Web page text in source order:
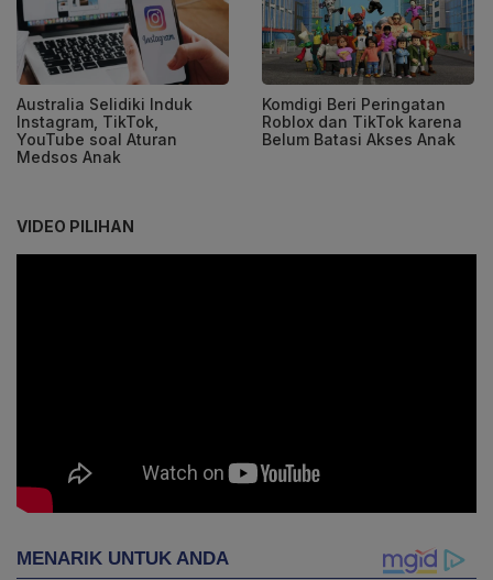
Australia Selidiki Induk
Instagram, TikTok,
YouTube soal Aturan
Medsos Anak
Komdigi Beri Peringatan
Roblox dan TikTok karena
Belum Batasi Akses Anak
VIDEO PILIHAN